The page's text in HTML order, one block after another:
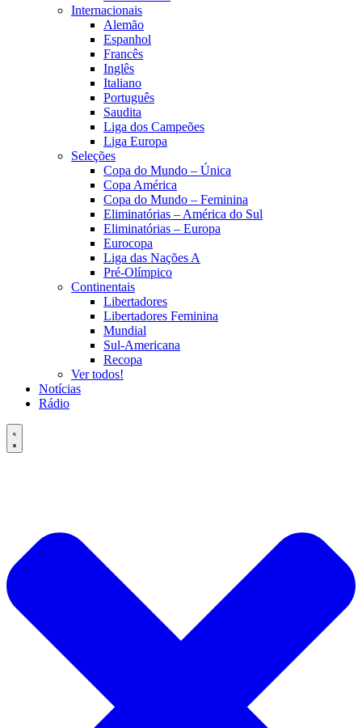
Internacionais
Alemão
Espanhol
Francês
Inglês
Italiano
Português
Saudita
Liga dos Campeões
Liga Europa
Seleções
Copa do Mundo – Única
Copa América
Copa do Mundo – Feminina
Eliminatórias – América do Sul
Eliminatórias – Europa
Eurocopa
Liga das Nações A
Pré-Olímpico
Continentais
Libertadores
Libertadores Feminina
Mundial
Sul-Americana
Recopa
Ver todos!
Notícias
Rádio